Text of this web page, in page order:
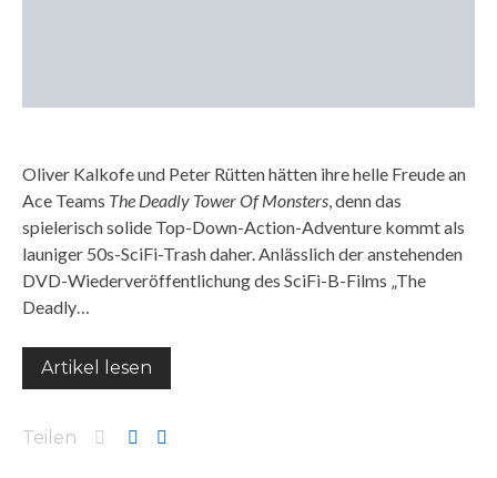
Oliver Kalkofe und Peter Rütten hätten ihre helle Freude an
Ace Teams The Deadly Tower Of Monsters, denn das
spielerisch solide Top-Down-Action-Adventure kommt als
launiger 50s-SciFi-Trash daher. Anlässlich der anstehenden
DVD-Wiederveröffentlichung des SciFi-B-Films „The
Deadly…
Artikel lesen
Teilen